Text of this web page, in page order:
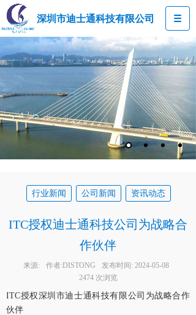
深圳市迪士通科技有限公司
ITC授权迪士通科技公司为战略合
作伙伴
来源: 作者:DISTONG 发布时间: 2024-05-08
2474 次浏览
ITC授权深圳市迪士通科技有限公司为战略合作
伙伴
行业新闻 公司新闻 资讯动态